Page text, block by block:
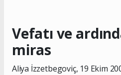
Vefatı ve
miras
Aliya İzzetbegoviç, 19 Ekim